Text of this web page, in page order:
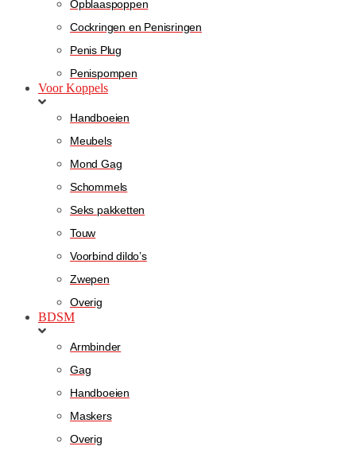
Opblaaspoppen
Cockringen en Penisringen
Penis Plug
Penispompen
Voor Koppels
Handboeien
Meubels
Mond Gag
Schommels
Seks pakketten
Touw
Voorbind dildo’s
Zwepen
Overig
BDSM
Armbinder
Gag
Handboeien
Maskers
Overig